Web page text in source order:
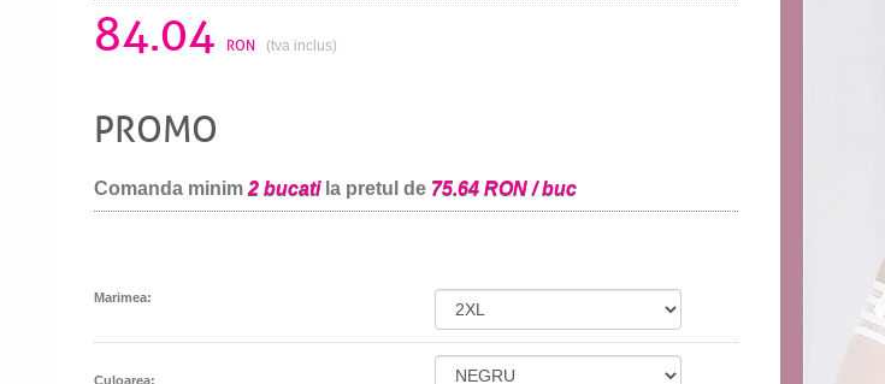
84.04 RON (tva inclus)
PROMO
Comanda minim 2 bucatila pretul de 75.64 RON / buc
Marimea:
Culoarea: